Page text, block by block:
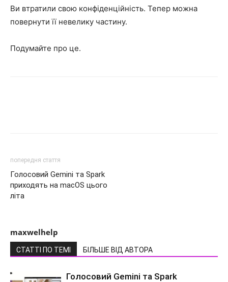
Ви втратили свою конфіденційність. Тепер можна
повернути її невелику частину.
Подумайте про це.
попередня стаття
Голосовий Gemini та Spark
приходять на macOS цього
літа
maxwelhelp
СТАТТІ ПО ТЕМІ БІЛЬШЕ ВІД АВТОРА
Голосовий Gemini та Spark